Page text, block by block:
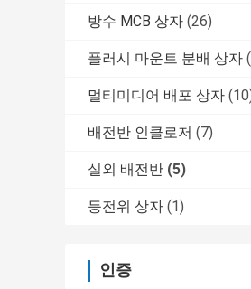
방수 MCB 상자 (26)
플러시 마운트 분배 상자
멀티미디어 배포 상자
배전반 인클로저 (7)
실외 배전반 (5)
등전위 상자 (1)
인증